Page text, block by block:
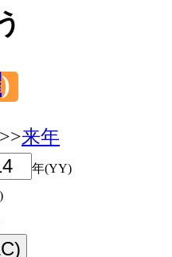
)
>>来年
年(YY)